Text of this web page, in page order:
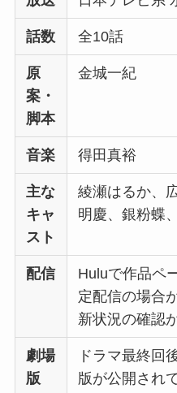
話数 全10話
原
案・
脚本
金城一紀
音楽 得田真裕
主な
キャ
スト
綾瀬はるか、
明慶、銀粉蝶
配信
Huluで作品ペ
定配信の場合
新状況の確認
劇場
版
ドラマ最終回
版が公開され